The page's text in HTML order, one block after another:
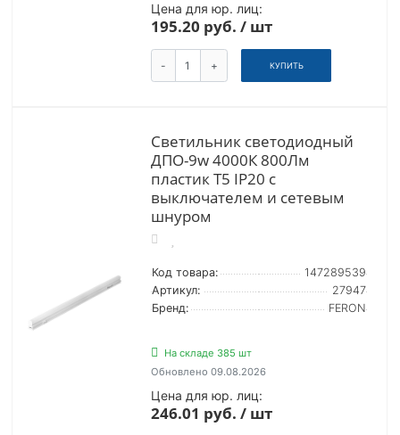
Цена для юр. лиц:
195.20 руб. / шт
- + КУПИТЬ
Светильник светодиодный
ДПО-9w 4000К 800Лм
пластик Т5 IP20 с
выключателем и сетевым
шнуром
Код товара:
147289539
Артикул:
27947
Бренд:
FERON
На складе 385 шт
Обновлено 09.08.2026
Цена для юр. лиц:
246.01 руб. / шт